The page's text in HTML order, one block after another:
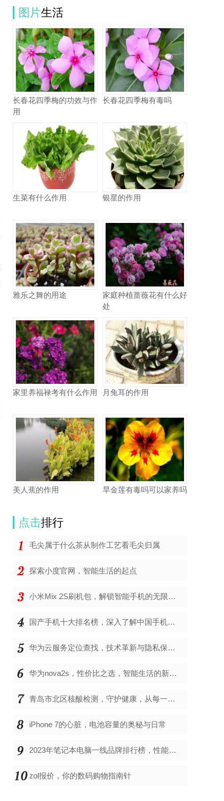
图片生活
长春花四季梅的功效与作
用
长春花四季梅有毒吗
生菜有什么作用 银星的作用
雅乐之舞的用途
家庭种植蔷薇花有什么好
处
家里养福禄考有什么作用 月兔耳的作用
美人蕉的作用 旱金莲有毒吗可以家养吗
点击排行
毛尖属于什么茶从制作工艺看毛尖归属
探索小度官网，智能生活的起点
小米Mix 2S刷机包，解锁智能手机的无限可能
国产手机十大排名榜，深入了解中国手机市场的佼佼者
华为云服务定位查找，技术革新与隐私保护的双重奏
华为nova2s，性价比之选，智能生活的新伙伴
青岛市北区核酸检测，守护健康，从每一次检测开始
iPhone 7的心脏，电池容量的奥秘与日常
2023年笔记本电脑一线品牌排行榜，性能、创新与用户满意度的综合考量
zol报价，你的数码购物指南针